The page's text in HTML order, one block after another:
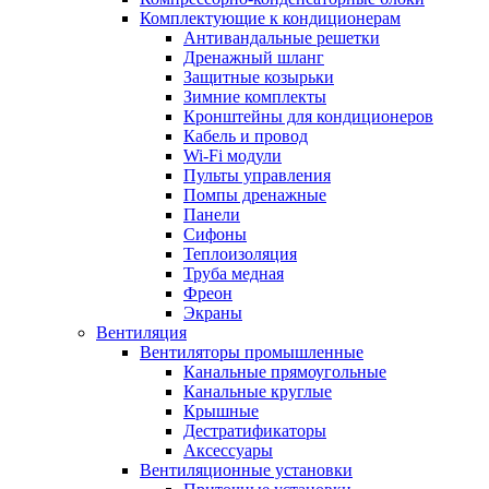
Комплектующие к кондиционерам
Антивандальные решетки
Дренажный шланг
Защитные козырьки
Зимние комплекты
Кронштейны для кондиционеров
Кабель и провод
Wi-Fi модули
Пульты управления
Помпы дренажные
Панели
Сифоны
Теплоизоляция
Труба медная
Фреон
Экраны
Вентиляция
Вентиляторы промышленные
Канальные прямоугольные
Канальные круглые
Крышные
Дестратификаторы
Аксессуары
Вентиляционные установки